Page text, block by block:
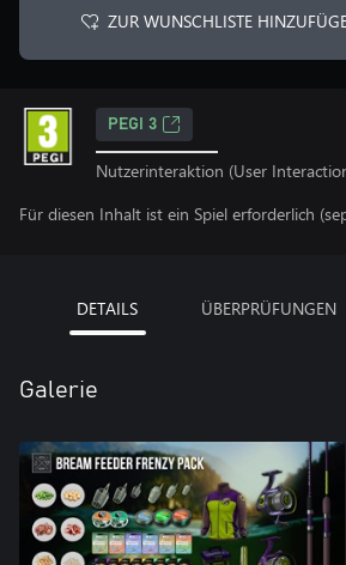
ZUR WUNSCHLISTE
PEGI 3
Nutzerinteraktion (User
Für diesen Inhalt ist ein Spiel erforderlich
DETAILS ÜBERPRÜFUNGEN
Galerie